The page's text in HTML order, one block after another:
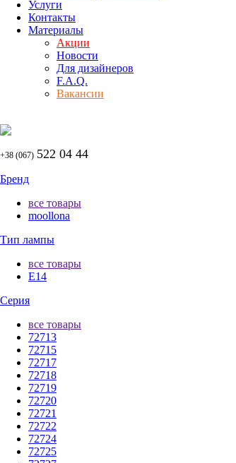
Услуги
Контакты
Материалы
Акции
Новости
Для дизайнеров
F.A.Q.
Вакансии
+38 (067) 522 04 44
Бренд
все товары
moollona
Тип лампы
все товары
E14
Серия
все товары
72713
72715
72717
72718
72719
72720
72721
72722
72724
72725